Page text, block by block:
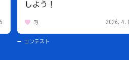
しよう！
79 2026.4.1
コンテスト